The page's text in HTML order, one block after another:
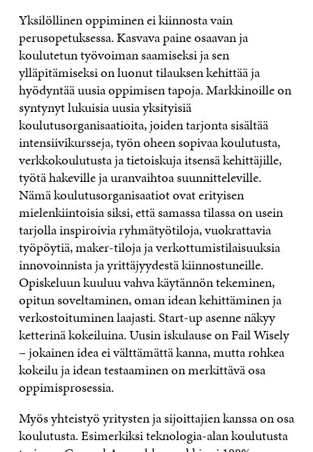
Yksilöllinen oppiminen ei kiinnosta vain
perusopetuksessa. Kasvava paine osaavan ja
koulutetun työvoiman saamiseksi ja sen
ylläpitämiseksi on luonut tilauksen kehittää ja
hyödyntää uusia oppimisen tapoja. Markkinoille on
syntynyt lukuisia uusia yksityisiä
koulutusorganisaatioita, joiden tarjonta sisältää
intensiivikursseja, työn oheen sopivaa koulutusta,
verkkokoulutusta ja tietoiskuja itsensä kehittäjille,
työtä hakeville ja uranvaihtoa suunnitteleville.
Nämä koulutusorganisaatiot ovat erityisen
mielenkiintoisia siksi, että samassa tilassa on usein
tarjolla inspiroivia ryhmätyötiloja, vuokrattavia
työpöytiä, maker-tiloja ja verkottumistilaisuuksia
innovoinnista ja yrittäjyydestä kiinnostuneille.
Opiskeluun kuuluu vahva käytännön tekeminen,
opitun soveltaminen, oman idean kehittäminen ja
verkostoituminen laajasti. Start-up asenne näkyy
ketterinä kokeiluina. Uusin iskulause on Fail Wisely
– jokainen idea ei välttämättä kanna, mutta rohkea
kokeilu ja idean testaaminen on merkittävä osa
oppimisprosessia.
Myös yhteistyö yritysten ja sijoittajien kanssa on osa
koulutusta. Esimerkiksi teknologia-alan koulutusta